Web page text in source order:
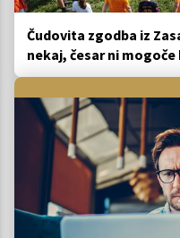
Čudovita zgodba iz
nekaj, česar ni